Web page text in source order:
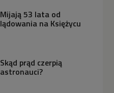
Mijają 53 lata od
lądowania na Księżycu
Skąd prąd czerpią
astronauci?